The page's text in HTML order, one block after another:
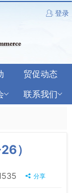
登录
贸促动态
联系我们
）
分享